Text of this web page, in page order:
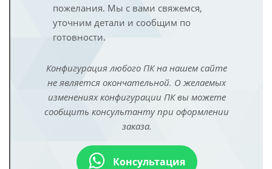
пожелания. Мы с вами свяжемся,
уточним детали и сообщим по
готовности.
Конфигурация любого ПК на нашем сайте
не является окончательной. О желаемых
изменениях конфигурации ПК вы можете
сообщить консультанту при оформлении
заказа.
Консультация